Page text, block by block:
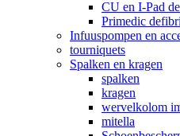
CU en I-Pad
Primedic
Infuuspompen en
tourniquets
Spalken en kragen
spalken
kragen
wervelkolom
mitella